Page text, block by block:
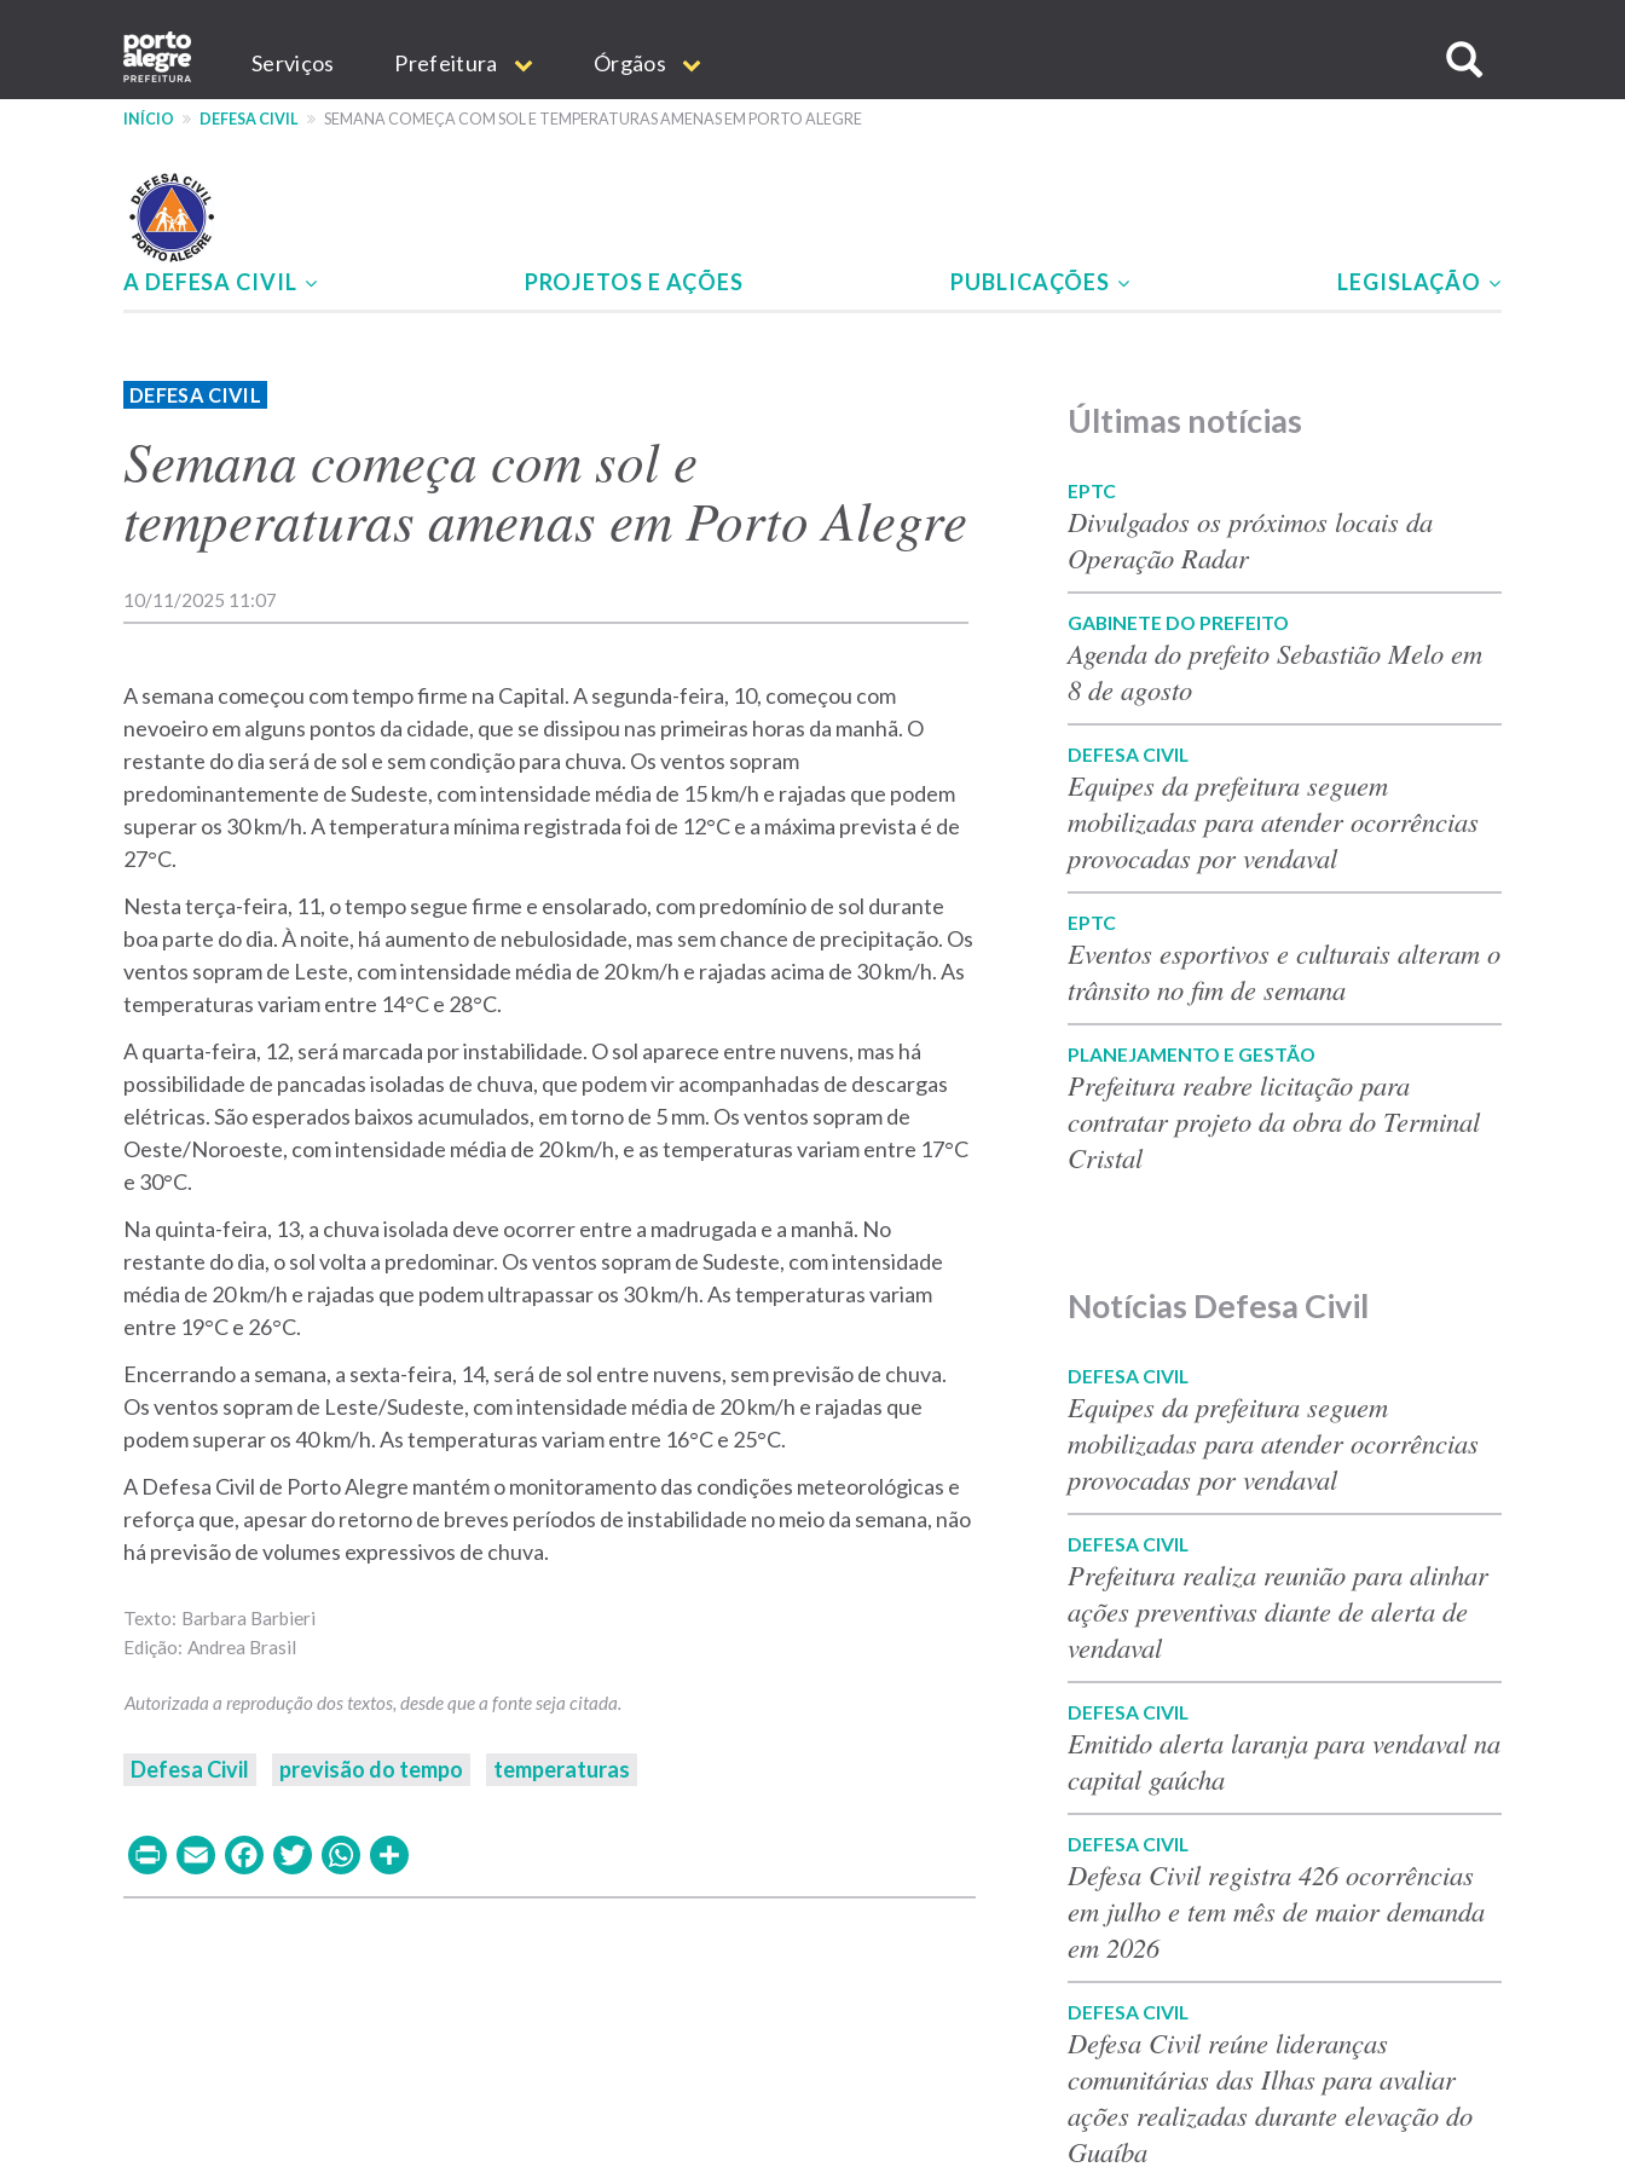
conteúdo
Main
navigation
Serviços Prefeitura Órgãos
no
INÍCIO DEFESA CIVIL SEMANA COMEÇA COM SOL E TEMPERATURAS AMENAS EM PORTO ALEGRE
-
site
Defesa
Civil
A DEFESA CIVIL PROJETOS E AÇÕES PUBLICAÇÕES LEGISLAÇÃO
DEFESA CIVIL
Semana começa com sol e
temperaturas amenas em Porto Alegre
10/11/2025 11:07
A semana começou com tempo firme na Capital. A segunda-feira, 10, começou com
nevoeiro em alguns pontos da cidade, que se dissipou nas primeiras horas da manhã. O
restante do dia será de sol e sem condição para chuva. Os ventos sopram
predominantemente de Sudeste, com intensidade média de 15 km/h e rajadas que podem
superar os 30 km/h. A temperatura mínima registrada foi de 12°C e a máxima prevista é de
27°C.
Nesta terça-feira, 11, o tempo segue firme e ensolarado, com predomínio de sol durante
boa parte do dia. À noite, há aumento de nebulosidade, mas sem chance de precipitação. Os
ventos sopram de Leste, com intensidade média de 20 km/h e rajadas acima de 30 km/h. As
temperaturas variam entre 14°C e 28°C.
A quarta-feira, 12, será marcada por instabilidade. O sol aparece entre nuvens, mas há
possibilidade de pancadas isoladas de chuva, que podem vir acompanhadas de descargas
elétricas. São esperados baixos acumulados, em torno de 5 mm. Os ventos sopram de
Oeste/Noroeste, com intensidade média de 20 km/h, e as temperaturas variam entre 17°C
e 30°C.
Na quinta-feira, 13, a chuva isolada deve ocorrer entre a madrugada e a manhã. No
restante do dia, o sol volta a predominar. Os ventos sopram de Sudeste, com intensidade
média de 20 km/h e rajadas que podem ultrapassar os 30 km/h. As temperaturas variam
entre 19°C e 26°C.
Encerrando a semana, a sexta-feira, 14, será de sol entre nuvens, sem previsão de chuva.
Os ventos sopram de Leste/Sudeste, com intensidade média de 20 km/h e rajadas que
podem superar os 40 km/h. As temperaturas variam entre 16°C e 25°C.
A Defesa Civil de Porto Alegre mantém o monitoramento das condições meteorológicas e
reforça que, apesar do retorno de breves períodos de instabilidade no meio da semana, não
há previsão de volumes expressivos de chuva.
Barbara Barbieri
Andrea Brasil
Defesa Civil previsão do tempo temperaturas
PrintEmailFacebook
TwitterWhatsApp
Últimas notícias
EPTC
Divulgados os próximos locais da
Operação Radar
GABINETE DO PREFEITO
Agenda do prefeito Sebastião Melo em
8 de agosto
DEFESA CIVIL
Equipes da prefeitura seguem
mobilizadas para atender ocorrências
provocadas por vendaval
EPTC
Eventos esportivos e culturais alteram o
trânsito no fim de semana
PLANEJAMENTO E GESTÃO
Prefeitura reabre licitação para
contratar projeto da obra do Terminal
Cristal
Notícias Defesa Civil
DEFESA CIVIL
Equipes da prefeitura seguem
mobilizadas para atender ocorrências
provocadas por vendaval
DEFESA CIVIL
Prefeitura realiza reunião para alinhar
ações preventivas diante de alerta de
vendaval
DEFESA CIVIL
Emitido alerta laranja para vendaval na
capital gaúcha
DEFESA CIVIL
Defesa Civil registra 426 ocorrências
em julho e tem mês de maior demanda
em 2026
DEFESA CIVIL
Defesa Civil reúne lideranças
comunitárias das Ilhas para avaliar
ações realizadas durante elevação do
Guaíba